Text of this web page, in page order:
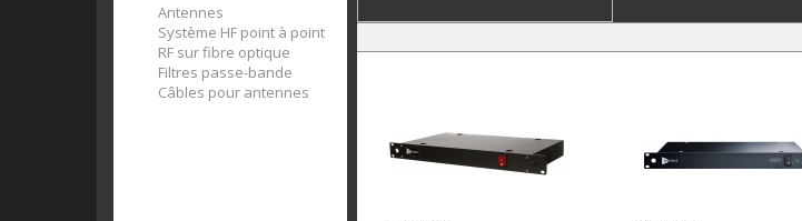
Antennes
Système HF point à point
RF sur fibre optique
Filtres passe-bande
Câbles pour antennes